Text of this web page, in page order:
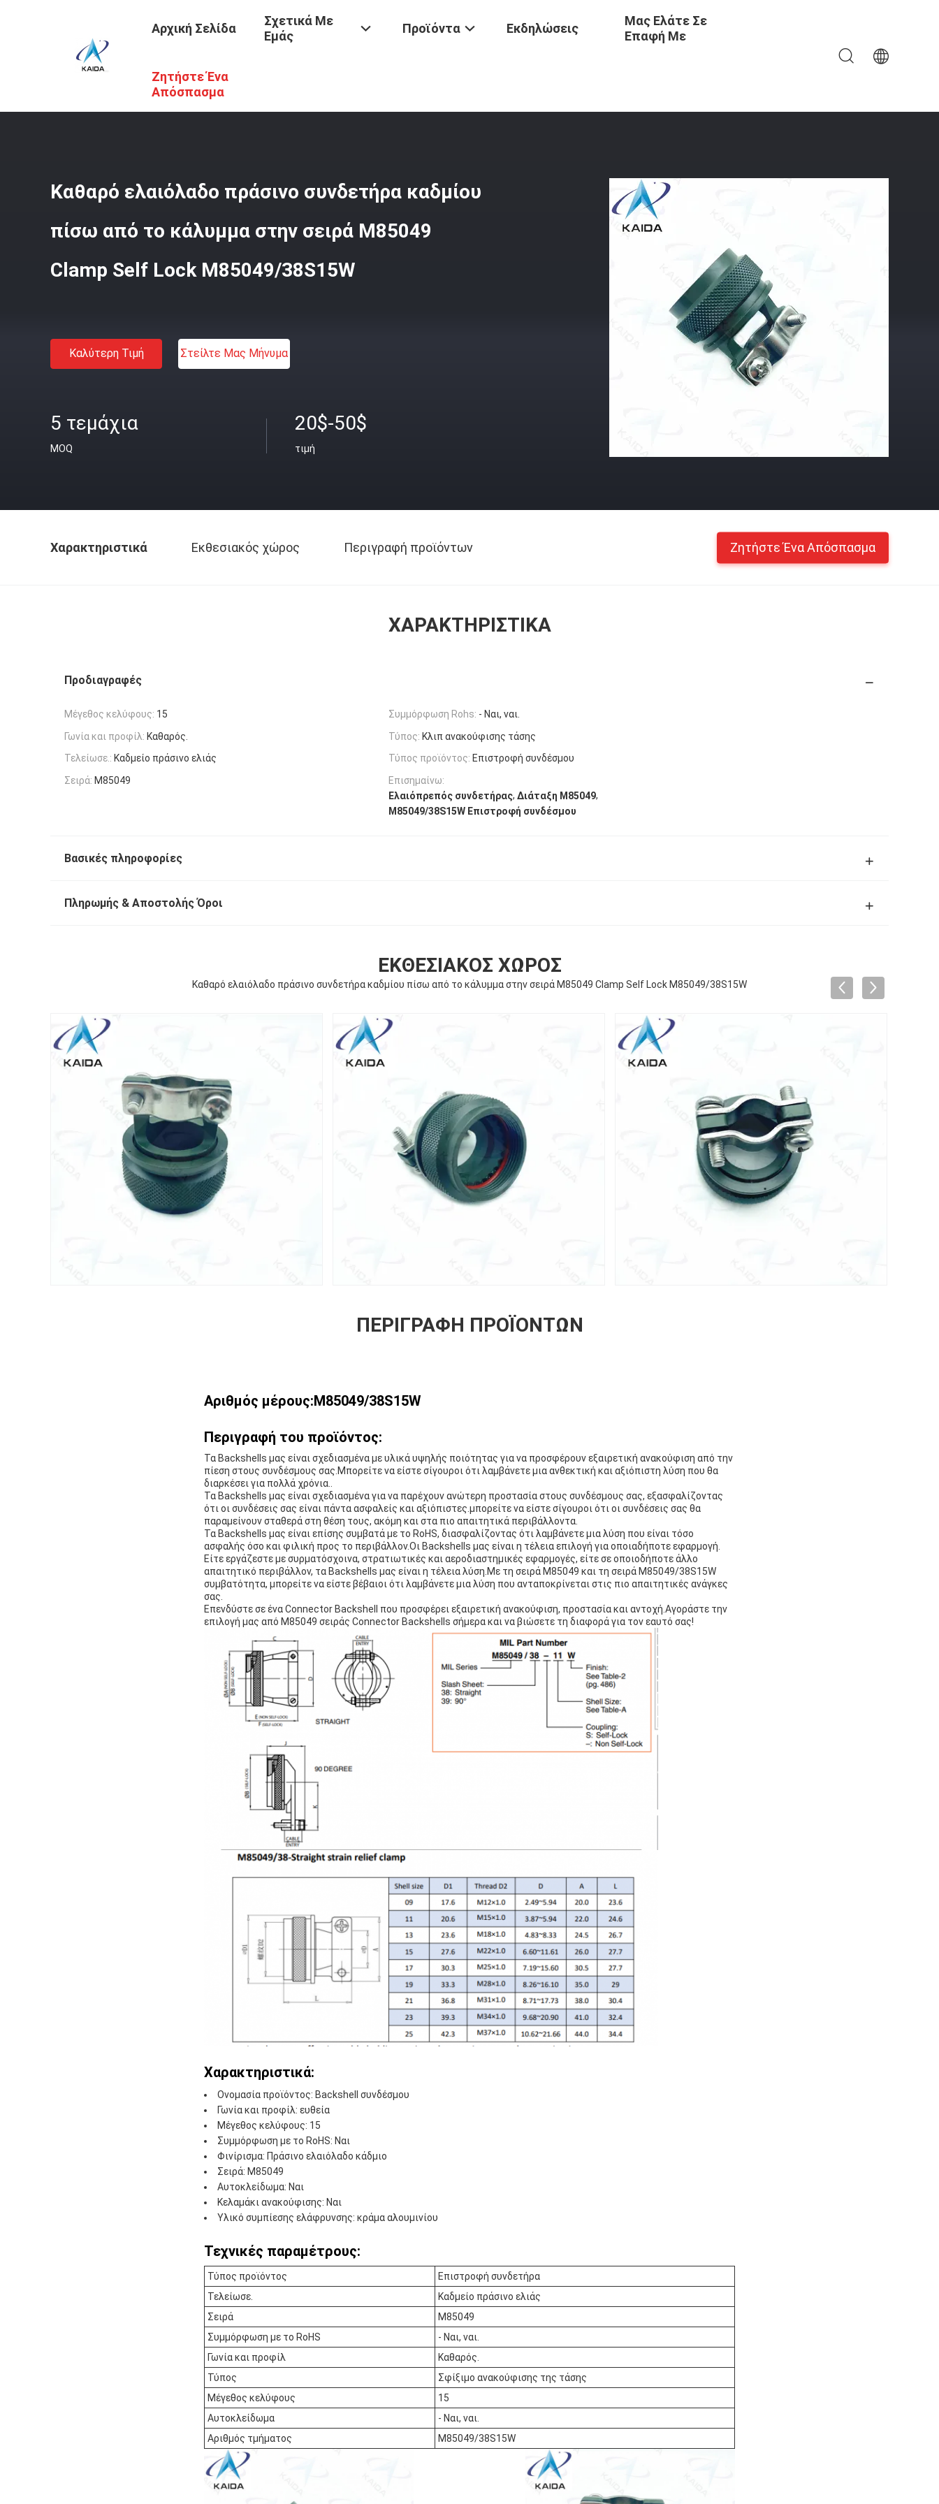
Αρχική Σελίδα
Σχετικά Με
Εμάς
Προϊόντα Εκδηλώσεις
Μας Ελάτε Σε
Επαφή Με
Ζητήστε Ένα
Απόσπασμα
Προϊόντα / Συσκευές Σύνδεσης
Καθαρό ελαιόλαδο πράσινο συνδετήρα καδμίου
πίσω από το κάλυμμα στην σειρά M85049
Clamp Self Lock M85049/38S15W
Καλύτερη Τιμή Στείλτε Μας Μήνυμα
5 τεμάχια
MOQ
20$-50$
τιμή
Χαρακτηριστικά Εκθεσιακός χώρος Περιγραφή προϊόντων Ζητήστε Ένα Απόσπασμα
ΧΑΡΑΚΤΗΡΙΣΤΙΚΆ
Προδιαγραφές
Μέγεθος κελύφους: 15 Συμμόρφωση Rohs: - Ναι, ναι.
Γωνία και προφίλ: Καθαρός. Τύπος: Κλιπ ανακούφισης τάσης
Τελείωσε.: Καδμείο πράσινο ελιάς Τύπος προϊόντος: Επιστροφή συνδέσμου
Σειρά: M85049
Επισημαίνω:
Ελαιόπρεπός συνδετήρας, Διάταξη M85049,
M85049/38S15W Επιστροφή συνδέσμου
Βασικές πληροφορίες
Πληρωμής & Αποστολής Όροι
ΕΚΘΕΣΙΑΚΌΣ ΧΏΡΟΣ
Καθαρό ελαιόλαδο πράσινο συνδετήρα καδμίου πίσω από το κάλυμμα στην σειρά M85049 Clamp Self Lock M85049/38S15W
ΠΕΡΙΓΡΑΦΉ ΠΡΟΪΌΝΤΩΝ
Αριθμός μέρους:M85049/38S15W
Περιγραφή του προϊόντος:
Τα Backshells μας είναι σχεδιασμένα με υλικά υψηλής ποιότητας για να προσφέρουν εξαιρετική ανακούφιση από την
πίεση στους συνδέσμους σας.Μπορείτε να είστε σίγουροι ότι λαμβάνετε μια ανθεκτική και αξιόπιστη λύση που θα
διαρκέσει για πολλά χρόνια..
Τα Backshells μας είναι σχεδιασμένα για να παρέχουν ανώτερη προστασία στους συνδέσμους σας, εξασφαλίζοντας
ότι οι συνδέσεις σας είναι πάντα ασφαλείς και αξιόπιστες.μπορείτε να είστε σίγουροι ότι οι συνδέσεις σας θα
παραμείνουν σταθερά στη θέση τους, ακόμη και στα πιο απαιτητικά περιβάλλοντα.
Τα Backshells μας είναι επίσης συμβατά με το RoHS, διασφαλίζοντας ότι λαμβάνετε μια λύση που είναι τόσο
ασφαλής όσο και φιλική προς το περιβάλλον.Οι Backshells μας είναι η τέλεια επιλογή για οποιαδήποτε εφαρμογή.
Είτε εργάζεστε με συρματόσχοινα, στρατιωτικές και αεροδιαστημικές εφαρμογές, είτε σε οποιοδήποτε άλλο
απαιτητικό περιβάλλον, τα Backshells μας είναι η τέλεια λύση.Με τη σειρά M85049 και τη σειρά M85049/38S15W
συμβατότητα, μπορείτε να είστε βέβαιοι ότι λαμβάνετε μια λύση που ανταποκρίνεται στις πιο απαιτητικές ανάγκες
σας.
Επενδύστε σε ένα Connector Backshell που προσφέρει εξαιρετική ανακούφιση, προστασία και αντοχή.Αγοράστε την
επιλογή μας από M85049 σειράς Connector Backshells σήμερα και να βιώσετε τη διαφορά για τον εαυτό σας!
Χαρακτηριστικά:
Ονομασία προϊόντος: Backshell συνδέσμου
Γωνία και προφίλ: ευθεία
Μέγεθος κελύφους: 15
Συμμόρφωση με το RoHS: Ναι
Φινίρισμα: Πράσινο ελαιόλαδο κάδμιο
Σειρά: M85049
Αυτοκλείδωμα: Ναι
Κελαμάκι ανακούφισης: Ναι
Υλικό συμπίεσης ελάφρυνσης: κράμα αλουμινίου
Τεχνικές παραμέτρους:
Τύπος προϊόντος
Επιστροφή συνδετήρα
Τελείωσε.
Καδμείο πράσινο ελιάς
Σειρά
M85049
Συμμόρφωση με το RoHS
- Ναι, ναι.
Γωνία και προφίλ
Καθαρός.
Τύπος
Σφίξιμο ανακούφισης της τάσης
Μέγεθος κελύφους
15
Αυτοκλείδωμα
- Ναι, ναι.
Αριθμός τμήματος
M85049/38S15W